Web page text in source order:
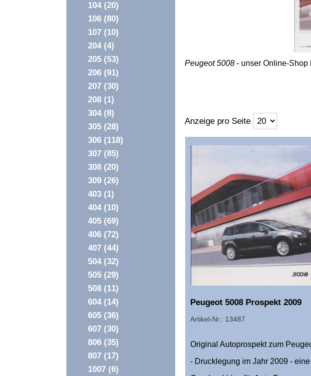
104 (20)
106 (80)
107 (10)
204 (4)
205 (53)
206 (91)
207 (30)
208 (1)
304 (8)
305 (28)
306 (118)
307 (85)
308 (20)
309 (26)
403 (1)
404 (10)
405 (69)
406 (72)
407 (44)
504 (32)
505 (29)
508 (11)
604 (14)
605 (36)
607 (30)
806 (35)
807 (17)
1007 (6)
Peugeot 5008 - unser Online-Shop
Anzeige pro Seite
Peugeot 5008 Prospekt 2009
Artikel-Nr.: 13487
Original Autoprospekt zum
- Drucklegung im Jahr 2009 -